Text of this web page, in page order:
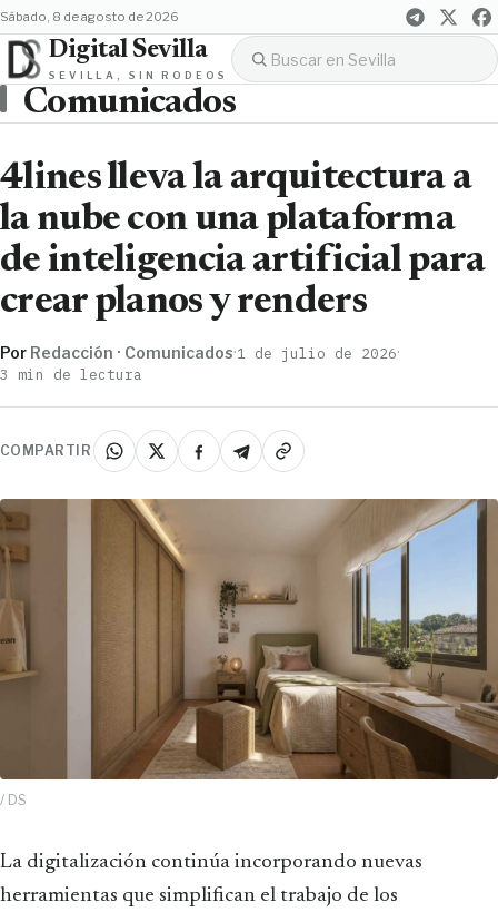
sábado, 8 de agosto de 2026
Digital Sevilla
SEVILLA, SIN RODEOS
Comunicados
4lines lleva la arquitectura a
la nube con una plataforma
de inteligencia artificial para
crear planos y renders
Por Redacción · Comunicados·1 de julio de 2026·
3 min de lectura
COMPARTIR
/ DS
La digitalización continúa incorporando nuevas
herramientas que simplifican el trabajo de los